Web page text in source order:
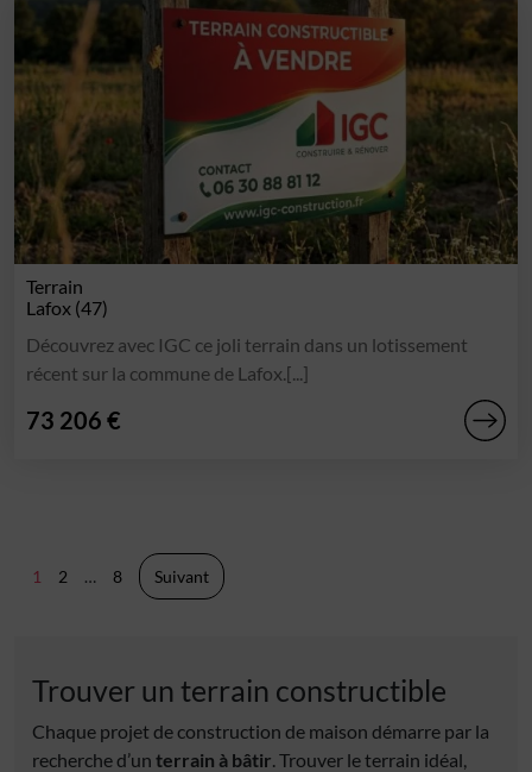
Terrain
Lafox (47)
Découvrez avec IGC ce joli terrain dans un lotissement
récent sur la commune de Lafox.[...]
73 206 €
Pagination
1 2 … 8 Suivant
Trouver un terrain constructible
Chaque projet de construction de maison démarre par la
recherche d’un terrain à bâtir . Trouver le terrain idéal,